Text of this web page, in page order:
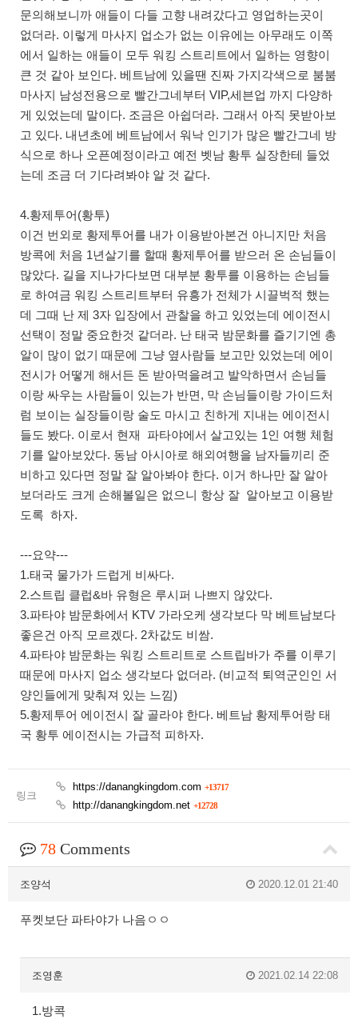
문의해보니까 애들이 다들 고향 내려갔다고 영업하는곳이
없더라. 이렇게 마사지 업소가 없는 이유에는 아무래도 이쪽
에서 일하는 애들이 모두 워킹 스트리트에서 일하는 영향이
큰 것 같아 보인다. 베트남에 있을땐 진짜 가지각색으로 붐붐
마사지 남성전용으로 빨간그네부터 VIP,세븐업 까지 다양하
게 있었는데 말이다. 조금은 아쉽더라. 그래서 아직 못받아보
고 있다. 내년초에 베트남에서 워낙 인기가 많은 빨간그네 방
식으로 하나 오픈예정이라고 예전 벳남 황투 실장한테 들었
는데 조금 더 기다려봐야 알 것 같다.
4.황제투어(황투)
이건 번외로 황제투어를 내가 이용받아본건 아니지만 처음
방콕에 처음 1년살기를 할때 황제투어를 받으러 온 손님들이
많았다. 길을 지나가다보면 대부분 황투를 이용하는 손님들
로 하여금 워킹 스트리트부터 유흥가 전체가 시끌벅적 했는
데 그때 난 제 3자 입장에서 관찰을 하고 있었는데 에이전시
선택이 정말 중요한것 같더라. 난 태국 밤문화를 즐기기엔 총
알이 많이 없기 때문에 그냥 옆사람들 보고만 있었는데 에이
전시가 어떻게 해서든 돈 받아먹을려고 발악하면서 손님들
이랑 싸우는 사람들이 있는가 반면, 막 손님들이랑 가이드처
럼 보이는 실장들이랑 술도 마시고 친하게 지내는 에이전시
들도 봤다. 이로서 현재 파타야에서 살고있는 1인 여행 체험
기를 알아보았다. 동남 아시아로 해외여행을 남자들끼리 준
비하고 있다면 정말 잘 알아봐야 한다. 이거 하나만 잘 알아
보더라도 크게 손해볼일은 없으니 항상 잘 알아보고 이용받
도록 하자.
---요약---
1.태국 물가가 드럽게 비싸다.
2.스트립 클럽&바 유형은 루시퍼 나쁘지 않았다.
3.파타야 밤문화에서 KTV 가라오케 생각보다 막 베트남보다
좋은건 아직 모르겠다. 2차값도 비쌈.
4.파타야 밤문화는 워킹 스트리트로 스트립바가 주를 이루기
때문에 마사지 업소 생각보다 없더라. (비교적 퇴역군인인 서
양인들에게 맞춰져 있는 느낌)
5.황제투어 에이전시 잘 골라야 한다. 베트남 황제투어랑 태
국 황투 에이전시는 가급적 피하자.
링크
https://danangkingdom.com +13717
http://danangkingdom.net +12728
78 Comments
조양석 2020.12.01 21:40
푸켓보단 파타야가 나음ㅇㅇ
조영훈 2021.02.14 22:08
1.방콕